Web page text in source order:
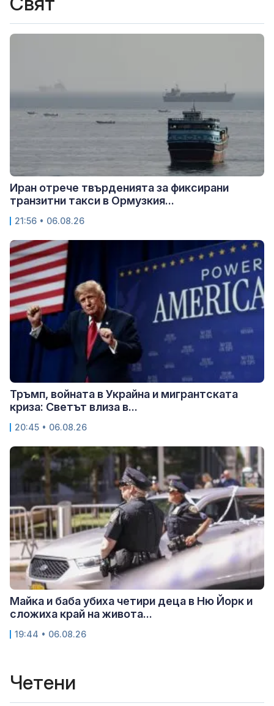
Иран отрече твърденията за фиксирани
транзитни такси в Ормузкия...
21:56 • 06.08.26
Тръмп, войната в Украйна и мигрантската
криза: Светът влиза в...
20:45 • 06.08.26
Майка и баба убиха четири деца в Ню Йорк и
сложиха край на живота...
19:44 • 06.08.26
Четени